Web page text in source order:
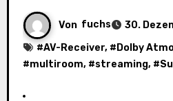
Von fuchs
30.
#AV-Receiver, # Dolby
#multiroom, #streaming, #